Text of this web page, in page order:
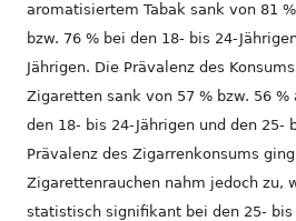
aromatisiertem Tabak sank von 81
bzw. 76 % bei den 18- bis 24-
Jährigen. Die Prävalenz des
Zigaretten sank von 57 % bzw. 56 %
den 18- bis 24-Jährigen und den 25-
Prävalenz des Zigarrenkonsums
Zigarettenrauchen nahm jedoch zu,
statistisch signifikant bei den 25- bis